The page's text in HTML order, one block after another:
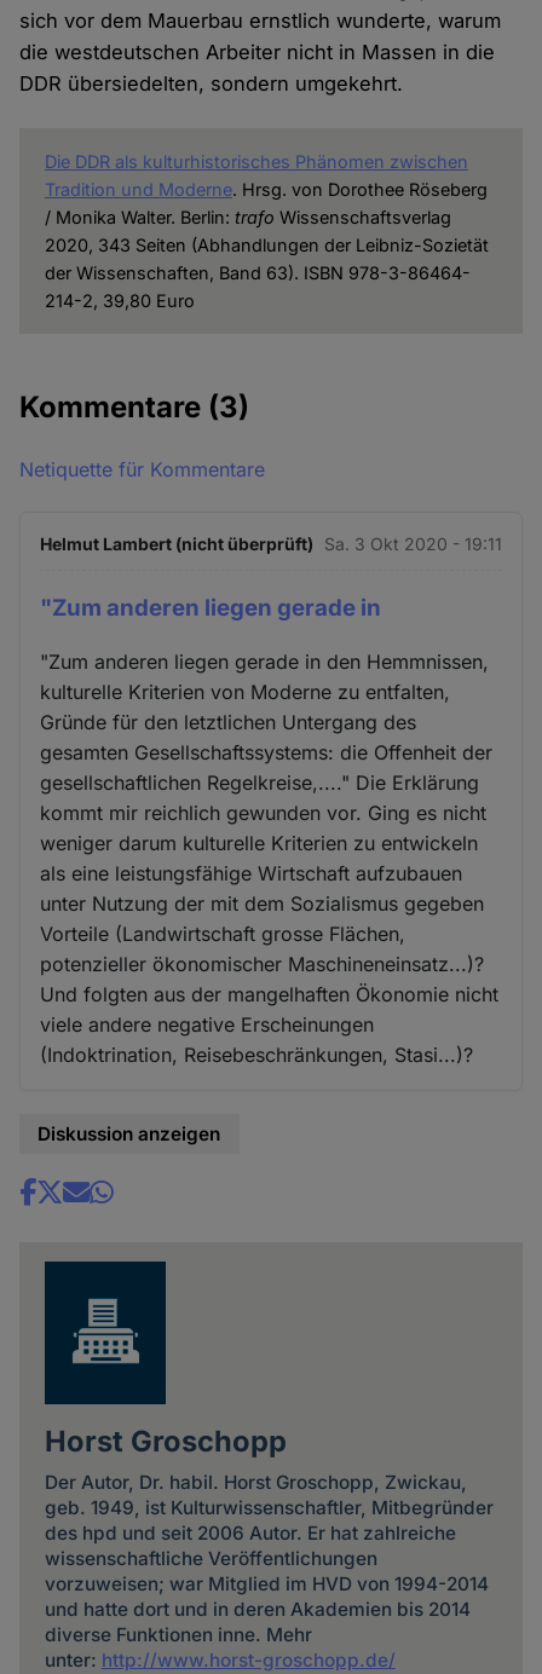
sich vor dem Mauerbau ernstlich wunderte, warum
die westdeutschen Arbeiter nicht in Massen in die
DDR übersiedelten, sondern umgekehrt.
Die DDR als kulturhistorisches Phänomen zwischen
Tradition und Moderne. Hrsg. von Dorothee Röseberg
/ Monika Walter. Berlin: trafo Wissenschaftsverlag
2020, 343 Seiten (Abhandlungen der Leibniz-Sozietät
der Wissenschaften, Band 63). ISBN 978-3-86464-
214-2, 39,80 Euro
Kommentare (3)
Netiquette für Kommentare
Helmut Lambert (nicht überprüft) Sa. 3 Okt 2020 - 19:11
"Zum anderen liegen gerade in
"Zum anderen liegen gerade in den Hemmnissen,
kulturelle Kriterien von Moderne zu entfalten,
Gründe für den letztlichen Untergang des
gesamten Gesellschaftssystems: die Offenheit der
gesellschaftlichen Regelkreise,...." Die Erklärung
kommt mir reichlich gewunden vor. Ging es nicht
weniger darum kulturelle Kriterien zu entwickeln
als eine leistungsfähige Wirtschaft aufzubauen
unter Nutzung der mit dem Sozialismus gegeben
Vorteile (Landwirtschaft grosse Flächen,
potenzieller ökonomischer Maschineneinsatz...)?
Und folgten aus der mangelhaften Ökonomie nicht
viele andere negative Erscheinungen
(Indoktrination, Reisebeschränkungen, Stasi...)?
Diskussion anzeigen
Share
Horst Groschopp
Der Autor, Dr. habil. Horst Groschopp, Zwickau,
geb. 1949, ist Kulturwissenschaftler, Mitbegründer
des hpd und seit 2006 Autor. Er hat zahlreiche
wissenschaftliche Veröffentlichungen
vorzuweisen; war Mitglied im HVD von 1994-2014
und hatte dort und in deren Akademien bis 2014
diverse Funktionen inne. Mehr
unter: http://www.horst-groschopp.de/